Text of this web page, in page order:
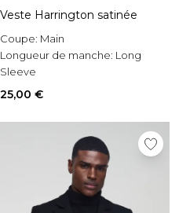
Veste Harrington satinée
Coupe: Main
Longueur de manche: Long
Sleeve
Occasion:
25,00 €